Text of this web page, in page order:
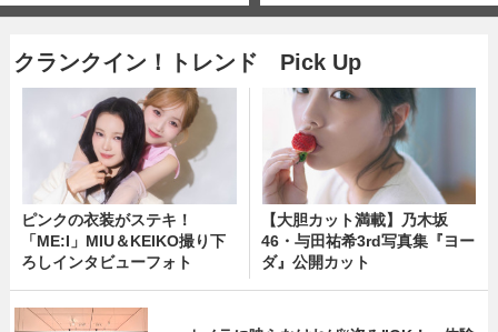
クランクイン！トレンド Pick Up
ピンクの衣装がステキ！
「ME:I」MIU＆KEIKO撮り下
ろしインタビューフォト
【大胆カット満載】乃木坂
46・与田祐希3rd写真集『ヨー
ダ』公開カット